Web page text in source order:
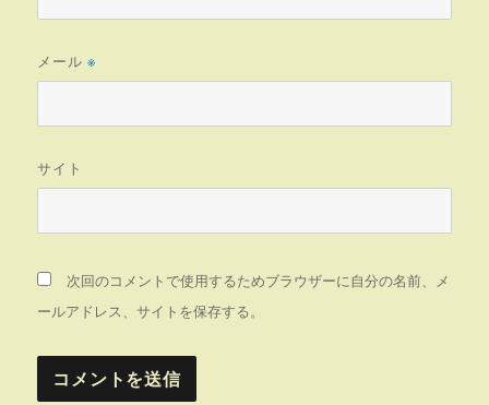
メール※
サイト
次回のコメントで使用するためブラウザーに自分の名前、メ
ールアドレス、サイトを保存する。